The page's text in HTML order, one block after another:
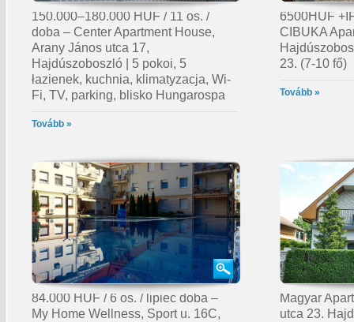
150.000–180.000 HUF / 11 os. /
doba – Center Apartment House,
Arany János utca 17,
Hajdúszoboszló | 5 pokoi, 5
łazienek, kuchnia, klimatyzacja, Wi-
Fi, TV, parking, blisko Hungarospa
Tovább »
6500HUF
CIBUKA
23. (7-10 fő)
Tovább »
84.000 HUF / 6 os. / lipiec doba –
My Home Wellness, Sport u. 16C,
Magyar
utca 23.